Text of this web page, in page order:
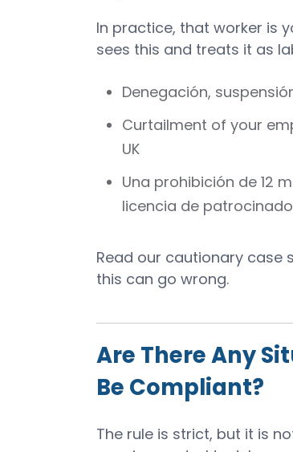
In practice, that worker is
sees this and treats it as
Denegación,
Curtailment of your
UK
Una prohibición de 12
licencia de
Read our cautionary case
this can go wrong.
Are There Any
Be Compliant?
The rule is strict, but it is